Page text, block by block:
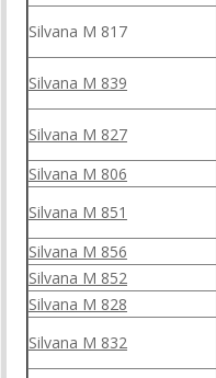
Silvana M 817
Silvana M 839
Silvana M 827
Silvana M 806
Silvana M 851
Silvana M 856
Silvana M 852
Silvana M 828
Silvana M 832